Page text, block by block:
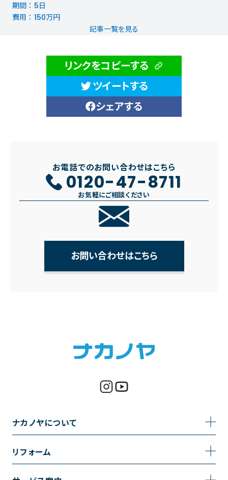
期間 ： 5日
費用 ： 150万円
記事一覧を見る
リンクをコピーする
ツイートする
シェアする
お電話でのお問い合わせはこちら
0120-47-8711
お気軽にご相談ください
お問い合わせはこちら
ナカノヤについて
事業内容
リフォーム
トイレのリフォーム